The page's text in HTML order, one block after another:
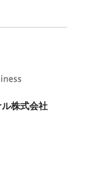
株式会社